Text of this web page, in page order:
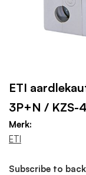
ETI
3P+N / KZS-
Merk:
ETI
Subscribe to